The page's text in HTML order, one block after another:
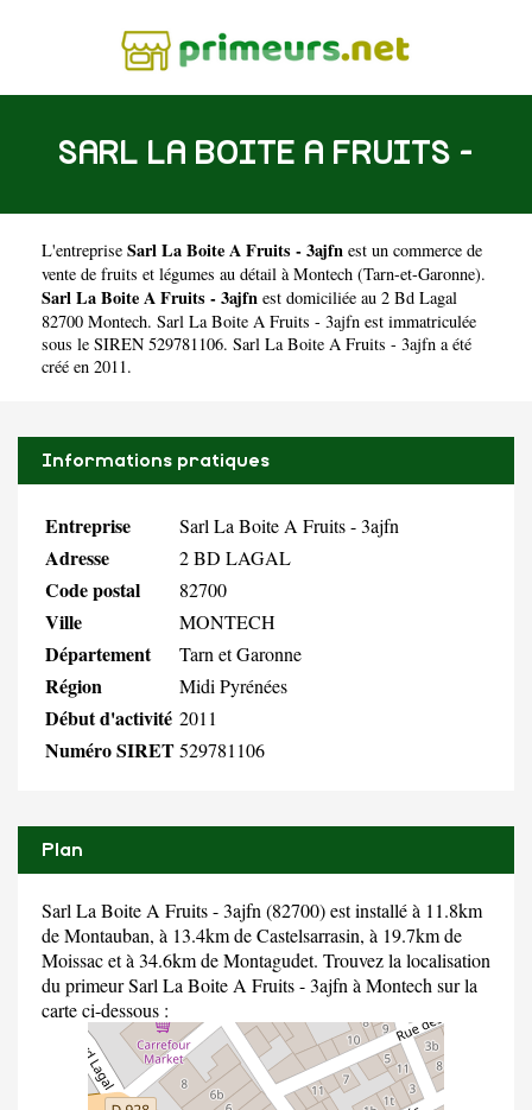
SARL LA BOITE A FRUITS -
3AJFN
L'entreprise Sarl La Boite A Fruits - 3ajfn est un commerce de
vente de fruits et légumes au détail à Montech (Tarn-et-Garonne).
Sarl La Boite A Fruits - 3ajfn est domiciliée au 2 Bd Lagal
82700 Montech. Sarl La Boite A Fruits - 3ajfn est immatriculée
sous le SIREN 529781106. Sarl La Boite A Fruits - 3ajfn a été
créé en 2011.
Informations pratiques
Entreprise Sarl La Boite A Fruits - 3ajfn
Adresse 2 BD LAGAL
Code postal 82700
Ville MONTECH
Département Tarn et Garonne
Région Midi Pyrénées
Début d'activité 2011
Numéro SIRET529781106
Plan
Sarl La Boite A Fruits - 3ajfn (82700) est installé à 11.8km
de Montauban, à 13.4km de Castelsarrasin, à 19.7km de
Moissac et à 34.6km de Montagudet. Trouvez la localisation
du primeur Sarl La Boite A Fruits - 3ajfn à Montech sur la
carte ci-dessous :